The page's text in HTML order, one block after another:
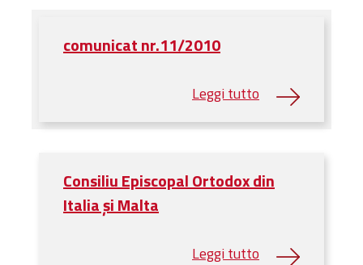
Decanati
chiese e
Diaconie
Centri
comunicat nr.11/2010
Consiliu Episcopal Ortodox din
Italia și Malta